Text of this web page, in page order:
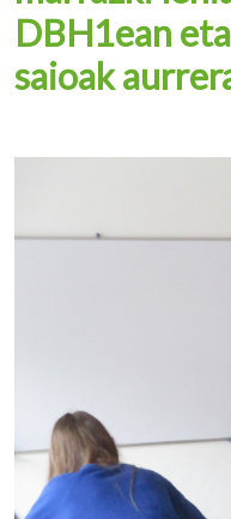
DBH1ean
saioak